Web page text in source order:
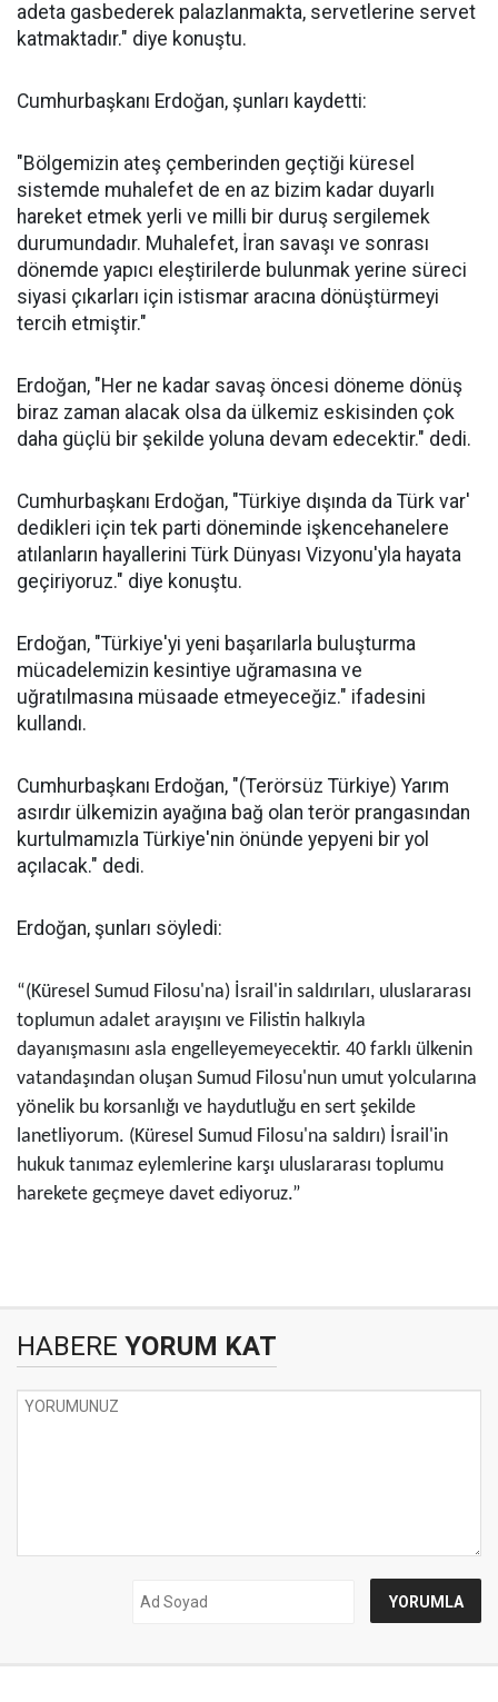
adeta gasbederek palazlanmakta, servetlerine servet
katmaktadır." diye konuştu.
Cumhurbaşkanı Erdoğan, şunları kaydetti:
"Bölgemizin ateş çemberinden geçtiği küresel
sistemde muhalefet de en az bizim kadar duyarlı
hareket etmek yerli ve milli bir duruş sergilemek
durumundadır. Muhalefet, İran savaşı ve sonrası
dönemde yapıcı eleştirilerde bulunmak yerine süreci
siyasi çıkarları için istismar aracına dönüştürmeyi
tercih etmiştir."
Erdoğan, "Her ne kadar savaş öncesi döneme dönüş
biraz zaman alacak olsa da ülkemiz eskisinden çok
daha güçlü bir şekilde yoluna devam edecektir." dedi.
Cumhurbaşkanı Erdoğan, "Türkiye dışında da Türk var'
dedikleri için tek parti döneminde işkencehanelere
atılanların hayallerini Türk Dünyası Vizyonu'yla hayata
geçiriyoruz." diye konuştu.
Erdoğan, "Türkiye'yi yeni başarılarla buluşturma
mücadelemizin kesintiye uğramasına ve
uğratılmasına müsaade etmeyeceğiz." ifadesini
kullandı.
Cumhurbaşkanı Erdoğan, "(Terörsüz Türkiye) Yarım
asırdır ülkemizin ayağına bağ olan terör prangasından
kurtulmamızla Türkiye'nin önünde yepyeni bir yol
açılacak." dedi.
Erdoğan, şunları söyledi:
“(Küresel Sumud Filosu'na) İsrail'in saldırıları, uluslararası
toplumun adalet arayışını ve Filistin halkıyla
dayanışmasını asla engelleyemeyecektir. 40 farklı ülkenin
vatandaşından oluşan Sumud Filosu'nun umut yolcularına
yönelik bu korsanlığı ve haydutluğu en sert şekilde
lanetliyorum. (Küresel Sumud Filosu'na saldırı) İsrail'in
hukuk tanımaz eylemlerine karşı uluslararası toplumu
harekete geçmeye davet ediyoruz.”
HABERE YORUM KAT